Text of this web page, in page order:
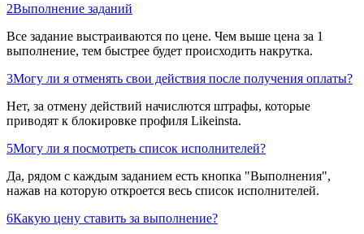
2Выполнение заданий
Все задание выстраиваются по цене. Чем выше цена за 1
выполнение, тем быстрее будет происходить накрутка.
3Могу ли я отменять свои действия после получения оплаты?
Нет, за отмену действий начислются штрафы, которые
приводят к блокировке профиля Likeinsta.
5Могу ли я посмотреть список исполнителей?
Да, рядом с каждым заданием есть кнопка "Выполнения",
нажав на которую откроется весь список исполнителей.
6Какую цену ставить за выполнение?